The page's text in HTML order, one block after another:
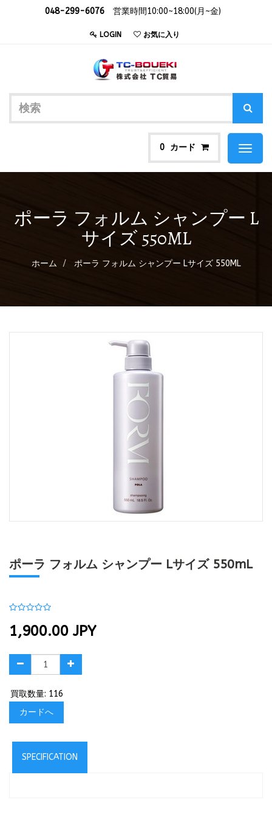
048-299-6076 営業時間10:00~18:00(月~金)
LOGIN お気に入り
0 カード
Toggle
ポーラ フォルム シャンプー L
サイズ 550ML
ホーム ポーラ フォルム シャンプー Lサイズ 550ML
ポーラ フォルム シャンプー Lサイズ 550mL
1,900.00 JPY
買取数量: 116
カードへ
SPECIFICATION